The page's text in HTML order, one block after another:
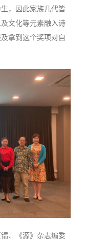
，因此家族几代皆
文化等元素融入诗
拿到这个奖项对自
、《源》杂志编委